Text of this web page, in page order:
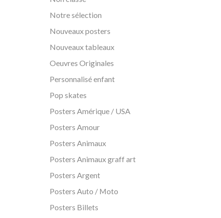
Notre sélection
Nouveaux posters
Nouveaux tableaux
Oeuvres Originales
Personnalisé enfant
Pop skates
Posters Amérique / USA
Posters Amour
Posters Animaux
Posters Animaux graff art
Posters Argent
Posters Auto / Moto
Posters Billets